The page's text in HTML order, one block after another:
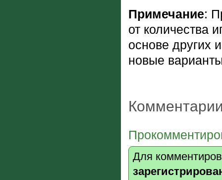
Примечание:
от количества
основе других
новые
Для